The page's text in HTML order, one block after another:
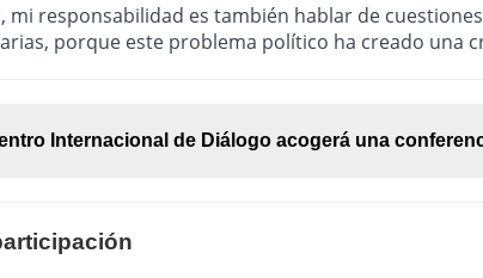
responsabilidad es también hablar de
porque este problema político ha creado una
Internacional de Diálogo acogerá una